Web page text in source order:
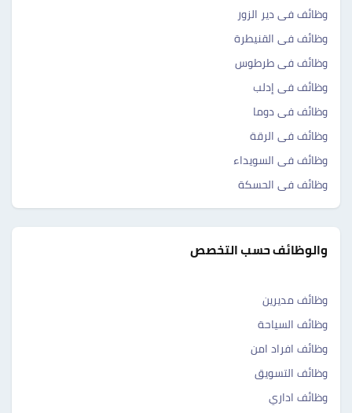
وظائف فى دير الزور
وظائف فى القنيطرة
وظائف فى طرطوس
وظائف فى إدلب
وظائف فى دوما
وظائف فى الرقة
وظائف فى السويداء
وظائف فى الحسكة
والوظائف حسب التخصص
وظائف مديرين
وظائف السياحة
وظائف افراد امن
وظائف التسويق
وظائف اداري